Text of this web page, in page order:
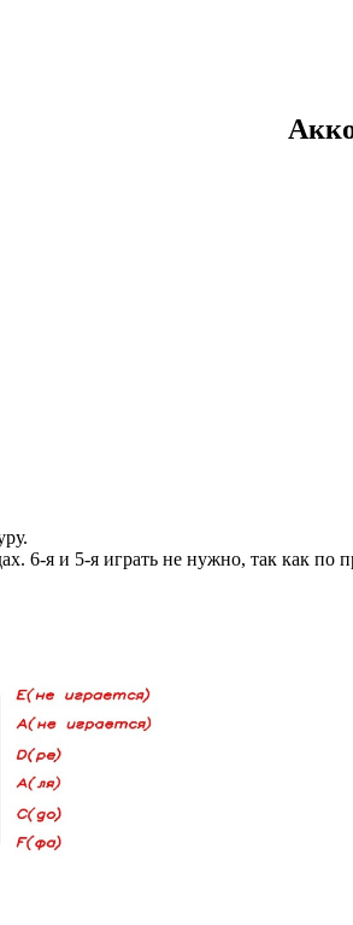
6-я и 5-я играть не нужно, так как